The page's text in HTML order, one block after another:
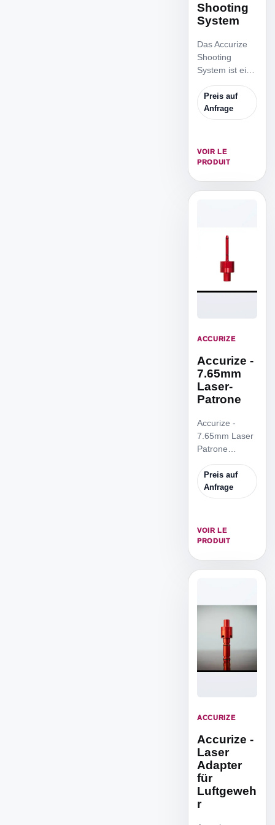
Shooting
System
Das Accurize
Shooting
System ist ein
indoor-
Laserschiesstr
aining für
und Biathleten
und besteht
Preis auf
Anfrage
VOIR LE
PRODUIT
ACCURIZE
Accurize -
7.65mm
Laser-
Patrone
Accurize -
7.65mm Laser
Patrone
der.308-
Ausführung
und kompatibel
Pistolen.
Preis auf
Anfrage
VOIR LE
PRODUIT
ACCURIZE
Accurize -
Laser
Adapter
für
Luftgeweh
r